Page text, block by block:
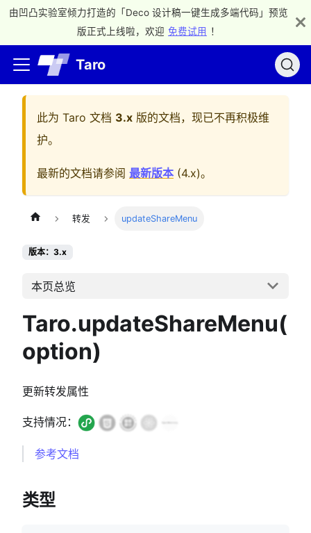
由凹凸实验室倾力打造的「Deco 设计稿一键生成多端代码」预览
版正式上线啦，欢迎 免费试用 ！
Taro
此为 Taro 文档 3.x 版的文档，现已不再积极维
护。
最新的文档请参阅 最新版本 (4.x)。
转发 updateShareMenu
版本：3.x
本页总览
Taro.updateShareMenu(
option)
更新转发属性
支持情况：
参考文档
类型